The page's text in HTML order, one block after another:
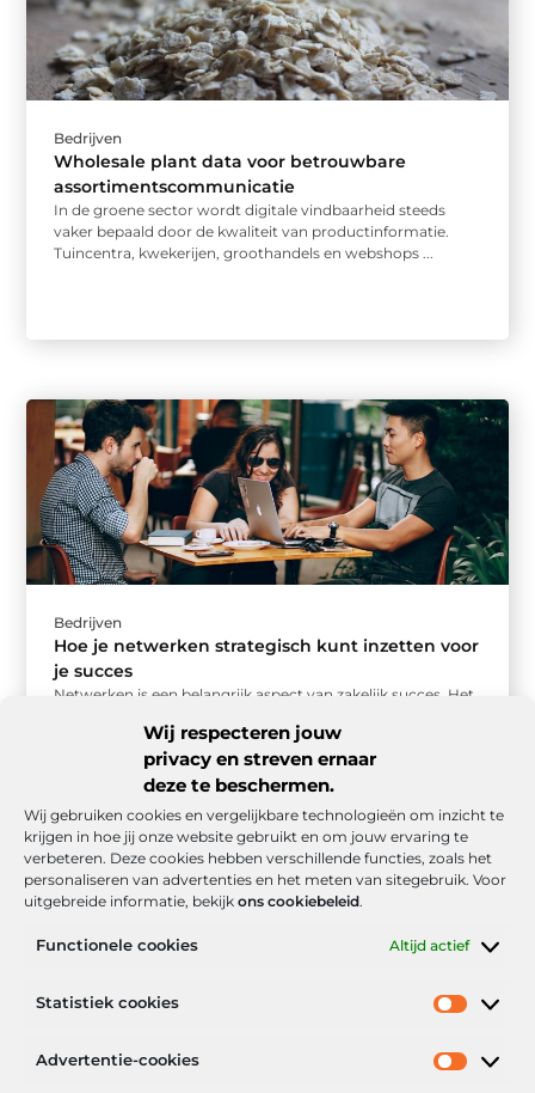
Wij respecteren jouw
privacy en streven ernaar
deze te beschermen.
Wij gebruiken cookies en vergelijkbare technologieën om inzicht te
krijgen in hoe jij onze website gebruikt en om jouw ervaring te
verbeteren. Deze cookies hebben verschillende functies, zoals het
personaliseren van advertenties en het meten van sitegebruik. Voor
uitgebreide informatie, bekijk ons cookiebeleid.
Functionele cookies Altijd actief
Statistiek cookies
Advertentie-cookies
Bedrijven
Wholesale plant data voor betrouwbare
assortimentscommunicatie
In de groene sector wordt digitale vindbaarheid steeds
vaker bepaald door de kwaliteit van productinformatie.
Tuincentra, kwekerijen, groothandels en webshops ...
Bedrijven
Hoe je netwerken strategisch kunt inzetten voor
je succes
Netwerken is een belangrijk aspect van zakelijk succes. Het
visitekaartjes; het draait om ...
Onze informatie